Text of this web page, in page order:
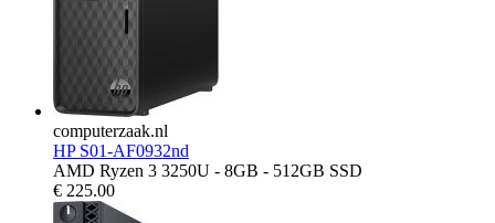
computerzaak.nl
HP S01-AF0932nd
AMD Ryzen 3 3250U - 8GB - 512GB SSD
€ 225.00